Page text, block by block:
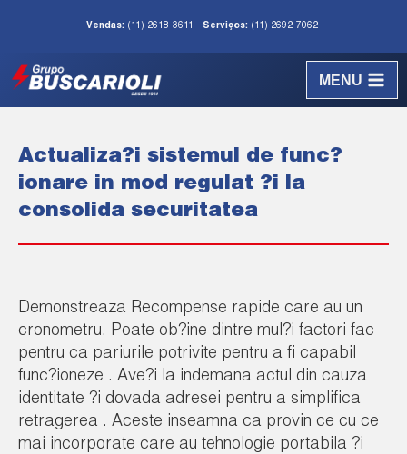
Vendas: (11) 2618-3611 Serviços: (11) 2692-7062
MENU
Actualiza?i sistemul de func?
ionare in mod regulat ?i la
consolida securitatea
Demonstreaza Recompense rapide care au un
cronometru. Poate ob?ine dintre mul?i factori fac
pentru ca pariurile potrivite pentru a fi capabil
func?ioneze . Ave?i la indemana actul din cauza
identitate ?i dovada adresei pentru a simplifica
retragerea . Aceste inseamna ca provin ce cu ce
mai incorporate care au tehnologie portabila ?i